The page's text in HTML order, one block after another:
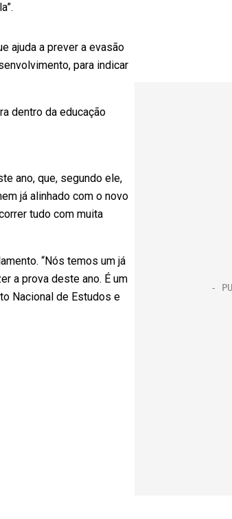
ajuda a prever a evasão
para indicar
dentro da educação
ano, que, segundo ele,
já alinhado com o novo
tudo com muita
“Nós temos um já
a prova deste ano. É um
Nacional de Estudos e